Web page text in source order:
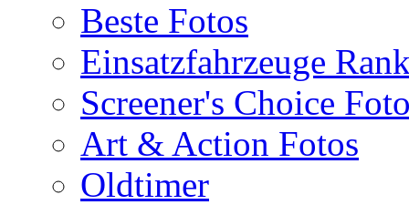
Beste Fotos
Einsatzfahrzeuge
Screener's Choice
Art & Action Fotos
Oldtimer